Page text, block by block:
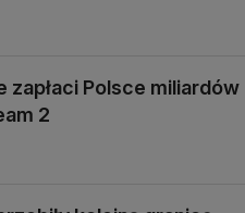
zapłaci Polsce miliardów
2